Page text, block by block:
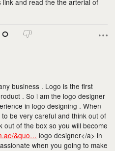
0
business . Logo is the first
. So i am the logo designer
in logo designing . When
be very careful and think out of
of the box so you will become
&quo… logo designer</a> in
when you going to make